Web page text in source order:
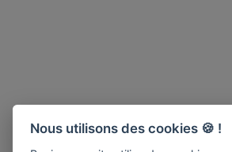
Nous utilisons des cookies 🍪 !